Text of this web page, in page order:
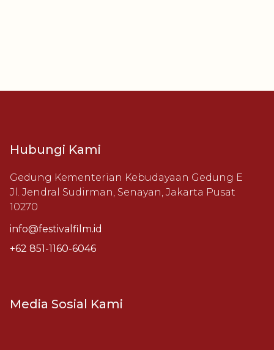
Hubungi Kami
Gedung Kementerian Kebudayaan Gedung E
Jl. Jendral Sudirman, Senayan, Jakarta Pusat
10270
info@festivalfilm.id
+62 851-1160-6046
Media Sosial Kami